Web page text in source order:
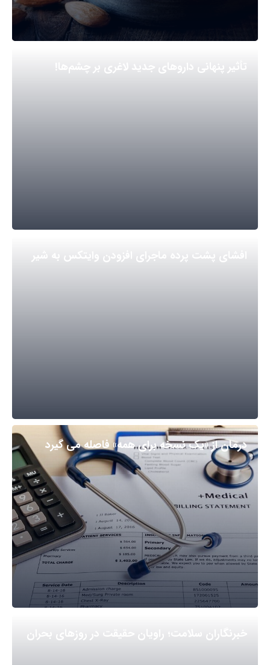
تأثیر پنهانی داروهای جدید لاغری بر چشم‌ها!
افشای پشت پرده ماجرای افزودن وایتکس به شیر
درمان از «یک نسخه برای همه» فاصله می گیرد
خبرنگاران سلامت؛ راویان حقیقت در روزهای بحران